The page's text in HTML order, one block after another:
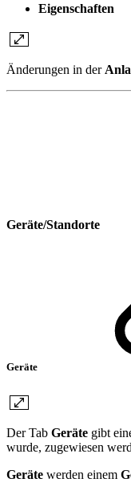
Eigenschaften
Änderungen in der
Geräte/Standorte
Geräte
Der Tab Geräte gibt
wurde, zugewiesen
Geräte werden einem